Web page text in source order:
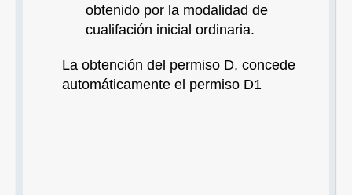
obtenido por la modalidad de
cualifación inicial ordinaria.
La obtención del permiso D, concede
automáticamente el permiso D1